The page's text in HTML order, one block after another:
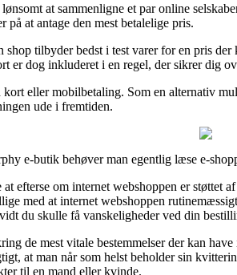
at sammenligne et par online
på at antage den mest betalelige pris.
shop tilbyder bedst i test varer for en pris
er dog inkluderet i en regel, der sikrer dig
eller mobilbetaling. Som en alternativ
ude i fremtiden.
e-butik behøver man egentlig læse e-
efterse om internet webshoppen er støttet
med at internet webshoppen
du skulle få vanskeligheder ved din
de mest vitale bestemmelser der kan
at man når som helst beholder sin
til en mand eller kvinde.